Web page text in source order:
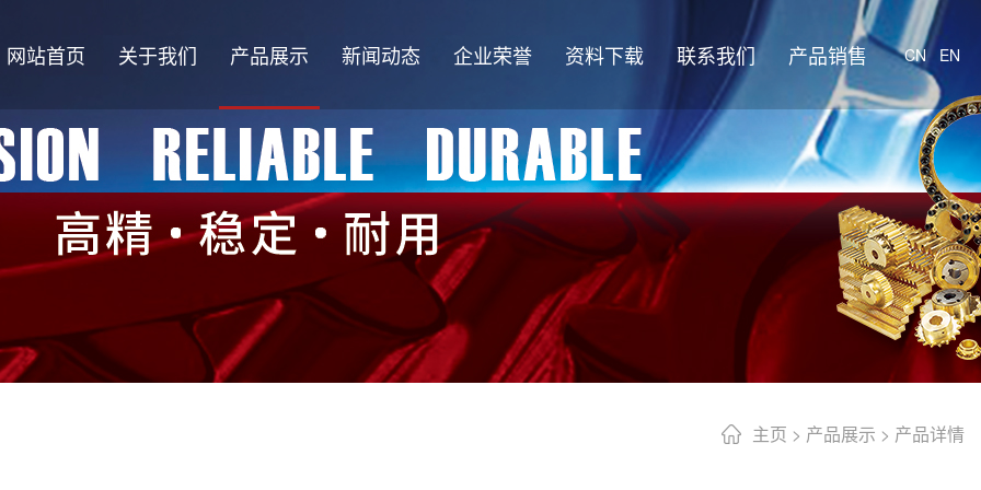
网站首页 关于我们 产品展示 新闻动态 企业荣誉 资料下载 联系我们 产品销售 CN EN
主页 > 产品展示 > 产品详情